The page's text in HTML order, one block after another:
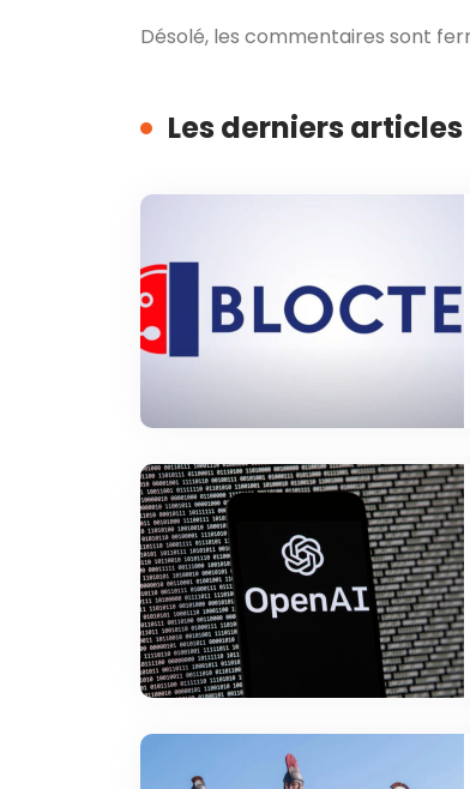
Désolé, les commentaires sont
Les derniers articles